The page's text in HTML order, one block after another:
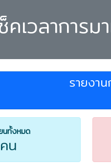
คเวลาการ
รายงา
นทั้งหมด
น